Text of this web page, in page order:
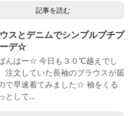
記事を読む
スとデニムでシンプルプチプ
デ☆
んはー☆ 今日も３０℃越えでし
注文していた長袖のブラウスが届
で早速着てみました☆ 袖をくる
として...